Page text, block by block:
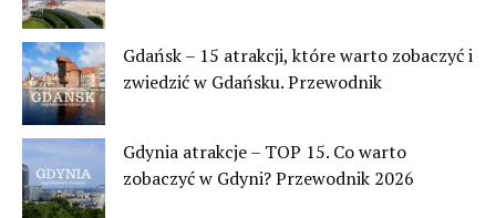
Gdańsk – 15 atrakcji, które warto zobaczyć i
zwiedzić w Gdańsku. Przewodnik
Gdynia atrakcje – TOP 15. Co warto
zobaczyć w Gdyni? Przewodnik 2026